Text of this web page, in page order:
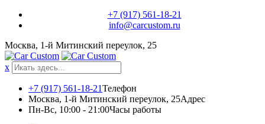
Skip
+7 (917) 561-18-21
info@carcustom.ru
Москва, 1-й Митинский переулок, 25
x
+7 (917) 561-18-21Телефон
Москва, 1-й Митинский переулок, 25Адрес
Пн-Вс, 10:00 - 21:00Часы работы